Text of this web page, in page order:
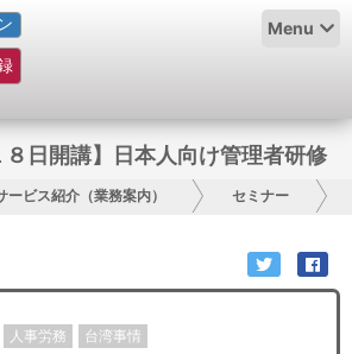
Menu
８日開講】日本人向け管理者研修
ービス紹介（業務案内） セミナー
人事労務 台湾事情